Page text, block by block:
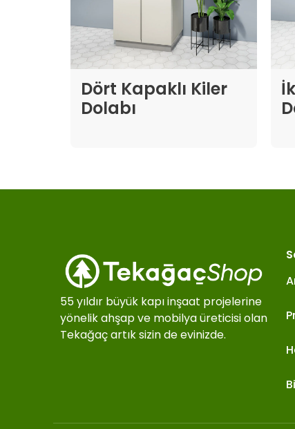
Dört Kapaklı Kiler
Dolabı
55 yıldır büyük kapı inşaat projelerine
yönelik ahşap ve mobilya üreticisi olan
Tekağaç artık sizin de evinizde.